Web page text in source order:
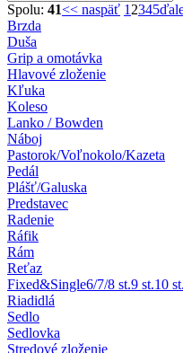
Spolu: 41<< naspäť 1 2345
Brzda
Duša
Grip a omotávka
Hlavové zloženie
Kľuka
Koleso
Lanko / Bowden
Náboj
Pastorok/Voľnokolo/Kazeta
Pedál
Plášť/Galuska
Predstavec
Radenie
Ráfik
Rám
Reťaz
Fixed&Single6/7/8 st.9 st.10 st.
Riadidlá
Sedlo
Sedlovka
Stredové zloženie